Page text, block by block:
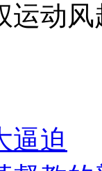
运动
逼迫